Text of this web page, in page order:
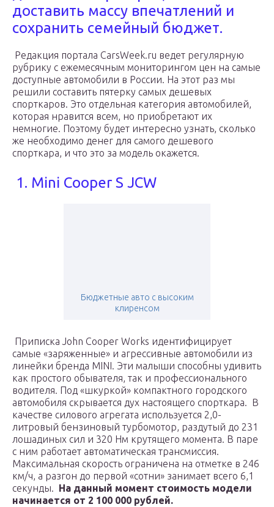
доставить массу впечатлений и
сохранить семейный бюджет.
Редакция портала CarsWeek.ru ведет регулярную
рубрику с ежемесячным мониторингом цен на самые
доступные автомобили в России. На этот раз мы
решили составить пятерку самых дешевых
спорткаров. Это отдельная категория автомобилей,
которая нравится всем, но приобретают их
немногие. Поэтому будет интересно узнать, сколько
же необходимо денег для самого дешевого
спорткара, и что это за модель окажется.
1. Mini Cooper S JCW
Бюджетные авто с высоким
клиренсом
Приписка John Cooper Works идентифицирует
самые «заряженные» и агрессивные автомобили из
линейки бренда MINI. Эти малыши способны удивить
как простого обывателя, так и профессионального
водителя. Под «шкуркой» компактного городского
автомобиля скрывается дух настоящего спорткара. В
качестве силового агрегата используется 2,0-
литровый бензиновый турбомотор, раздутый до 231
лошадиных сил и 320 Нм крутящего момента. В паре
с ним работает автоматическая трансмиссия.
Максимальная скорость ограничена на отметке в 246
км/ч, а разгон до первой «сотни» занимает всего 6,1
секунды. На данный момент стоимость модели
начинается от 2 100 000 рублей.